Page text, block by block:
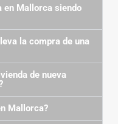
en Mallorca siendo
la compra de una
de nueva
Mallorca?